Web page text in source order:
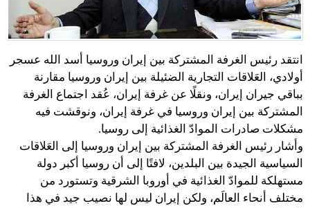
انتقد رئيس الغرفة المشتركة بين إيران وروسيا أسد الله عسجر
أولادي، العَلاقات التجارية الضئيلة بين إيران وروسيا مقارنة
بباقي جيران إيران، ونقلًا عن غرفة إيران، عُقد اجتماع الغرفة
المشتركة بين إيران وروسيا في غرفة إيران، ونوقشت فيه
مشكلات صادرات الموادّ الغذائية إلى روسيا.
وأشار رئيس الغرفة المشتركة بين إيران وروسيا إلى العَلاقات
السياسية الجيدة بين البلدين، لافتًا إلى أن روسيا أكبر دولة
مستهلكة للموادّ الغذائية في أوروبا الشرقية وتستورد من
مختلف أنحاء العالَم، ولكن إيران ليس لها نصيب جيد في هذا